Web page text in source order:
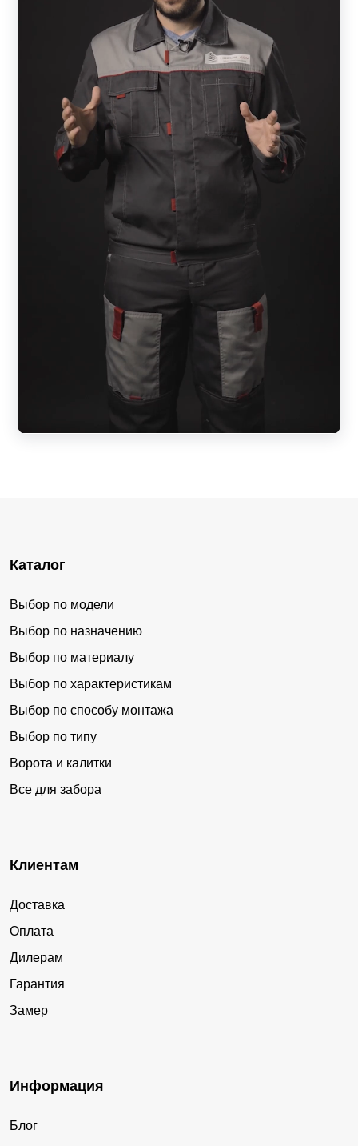
Каталог
Выбор по модели
Выбор по назначению
Выбор по материалу
Выбор по характеристикам
Выбор по способу монтажа
Выбор по типу
Ворота и калитки
Все для забора
Клиентам
Доставка
Оплата
Дилерам
Гарантия
Замер
Информация
Блог